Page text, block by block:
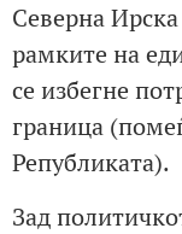
Северна
рамките на
се избегне
граница
Републиката).
Зад